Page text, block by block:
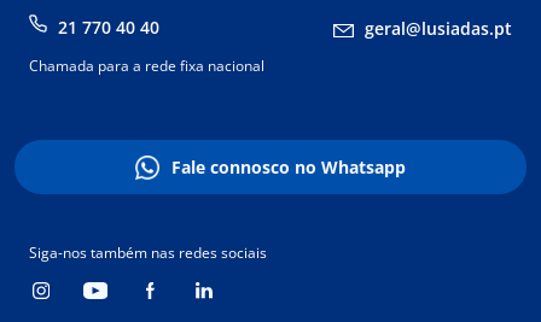
21 770 40 40 geral@lusiadas.pt
Chamada para a rede fixa nacional
Fale connosco no Whatsapp
Siga-nos também nas redes sociais